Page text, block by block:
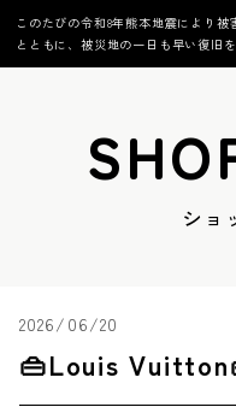
このたびの令和8年熊本地震により
とともに、被災地の一日も早い復旧
ショ
2026/06/20
👜Louis